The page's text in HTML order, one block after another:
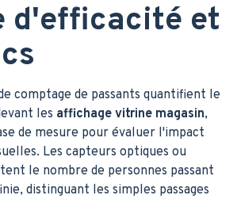
d'efficacité et
comptage de passants quantifient le
les affichage vitrine magasin,
de mesure pour évaluer l'impact
Les capteurs optiques ou
le nombre de personnes passant
distinguant les simples passages